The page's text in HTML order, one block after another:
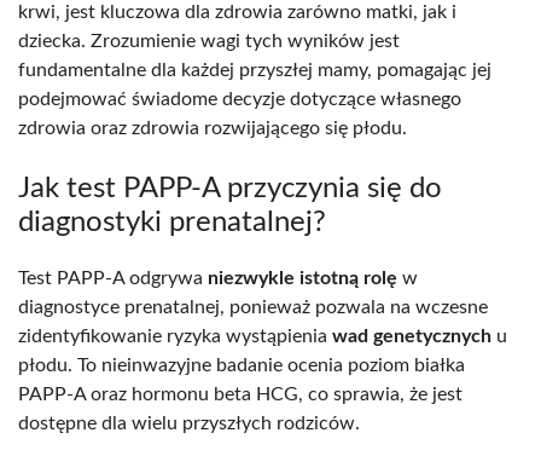
krwi, jest kluczowa dla zdrowia zarówno matki, jak i
dziecka. Zrozumienie wagi tych wyników jest
fundamentalne dla każdej przyszłej mamy, pomagając jej
podejmować świadome decyzje dotyczące własnego
zdrowia oraz zdrowia rozwijającego się płodu.
Jak test PAPP-A przyczynia się do
diagnostyki prenatalnej?
Test PAPP-A odgrywa niezwykle istotną rolę w
diagnostyce prenatalnej, ponieważ pozwala na wczesne
zidentyfikowanie ryzyka wystąpienia wad genetycznych u
płodu. To nieinwazyjne badanie ocenia poziom białka
PAPP-A oraz hormonu beta HCG, co sprawia, że jest
dostępne dla wielu przyszłych rodziców.